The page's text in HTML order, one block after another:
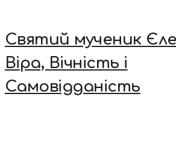
Святий мученик
Віра, Вічність і
Самовідданість